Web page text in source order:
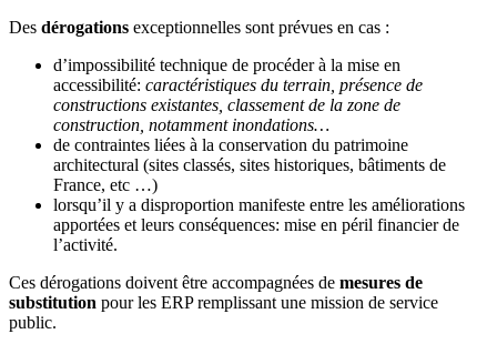
Des dérogations exceptionnelles sont prévues en cas :
d’impossibilité technique de procéder à la mise en
accessibilité: caractéristiques du terrain, présence de
constructions existantes, classement de la zone de
construction, notamment inondations…
de contraintes liées à la conservation du patrimoine
architectural (sites classés, sites historiques, bâtiments de
France, etc …)
lorsqu’il y a disproportion manifeste entre les améliorations
apportées et leurs conséquences: mise en péril financier de
l’activité.
Ces dérogations doivent être accompagnées de mesures de
substitution pour les ERP remplissant une mission de service
public.